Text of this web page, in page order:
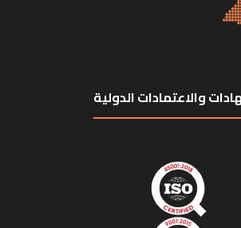
والاعتمادات الدولية